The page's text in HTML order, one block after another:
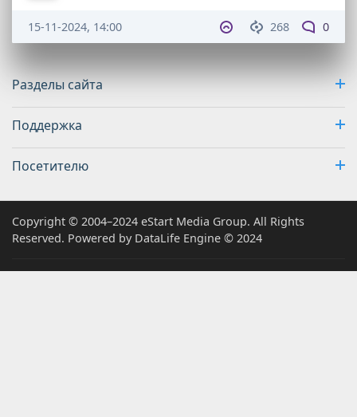
268 0
15-11-2024, 14:00
Разделы сайта
Поддержка
Посетителю
Copyright © 2004–2024 eStart Media Group. All Rights
Reserved. Powered by DataLife Engine © 2024